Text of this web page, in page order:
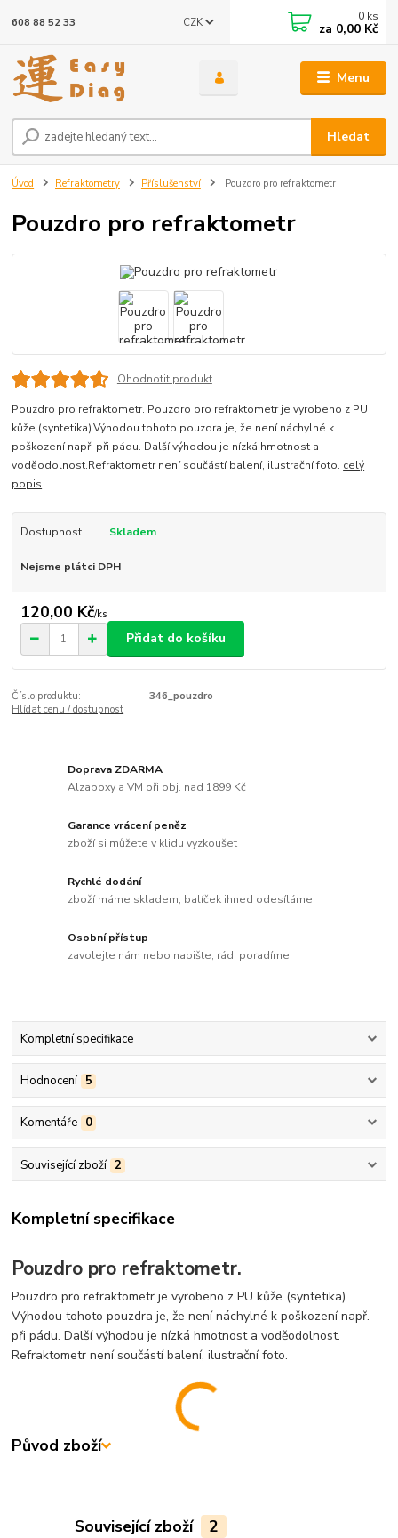
Menu
CZK
Hledat
608 88 52 33 0 ks
za 0,00 Kč
Úvod Refraktometry Příslušenství Pouzdro pro refraktometr
Pouzdro pro refraktometr
Ohodnotit produkt
Pouzdro pro refraktometr. Pouzdro pro refraktometr je vyrobeno z PU
kůže (syntetika).Výhodou tohoto pouzdra je, že není náchylné k
poškození např. při pádu. Další výhodou je nízká hmotnost a
voděodolnost.Refraktometr není součástí balení, ilustrační foto. celý
popis
Dostupnost Skladem
Nejsme plátci DPH
120,00 Kč/ks
Přidat do košíku
Číslo produktu:
346_pouzdro
Hlídat cenu / dostupnost
Doprava ZDARMA
Alzaboxy a VM při obj. nad 1899 Kč
Garance vrácení peněz
zboží si můžete v klidu vyzkoušet
Rychlé dodání
zboží máme skladem, balíček ihned odesíláme
Osobní přístup
zavolejte nám nebo napište, rádi poradíme
Kompletní specifikace
Hodnocení 5
Komentáře 0
Související zboží 2
Kompletní specifikace
Pouzdro pro refraktometr.
Pouzdro pro refraktometr je vyrobeno z PU kůže (syntetika).
Výhodou tohoto pouzdra je, že není náchylné k poškození např.
při pádu. Další výhodou je nízká hmotnost a voděodolnost.
Refraktometr není součástí balení, ilustrační foto.
Původ zboží
Související zboží 2